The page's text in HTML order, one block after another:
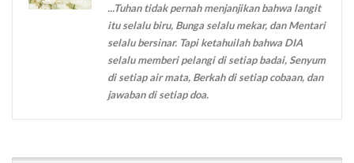
...Tuhan tidak pernah menjanjikan bahwa langit
itu selalu biru, Bunga selalu mekar, dan Mentari
selalu bersinar. Tapi ketahuilah bahwa DIA
selalu memberi pelangi di setiap badai, Senyum
di setiap air mata, Berkah di setiap cobaan, dan
jawaban di setiap doa.